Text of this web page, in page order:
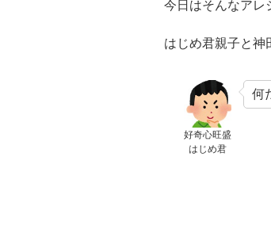
今日はそんなアレ
はじめ君親子と神
好奇心旺盛
はじめ君
何